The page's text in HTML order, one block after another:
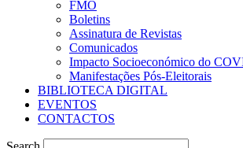
FMO
Boletins
Assinatura de Revistas
Comunicados
Impacto Socioeconómico do
Manifestações Pós-Eleitorais
BIBLIOTECA DIGITAL
EVENTOS
CONTACTOS